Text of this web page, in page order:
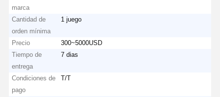
marca
Cantidad de
orden mínima
1 juego
Precio
300~5000USD
Tiempo de
entrega
7 dias
Condiciones de
pago
T/T